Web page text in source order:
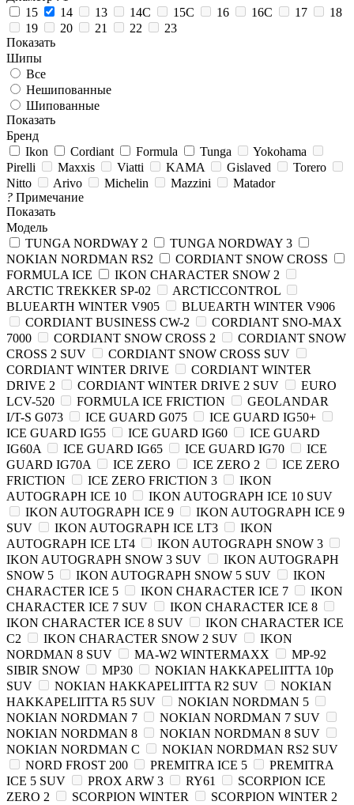
15
14 13 14C 15C 16 16C 17
18
19
20 21 22
23
Показать
Шипы
Все
Нешипованные
Шипованные
Показать
Бренд
Ikon
Cordiant Formula Tunga
Yokohama
Pirelli
Maxxis Viatti KAMA Gislaved
Torero
Nitto
Arivo Michelin Mazzini
Matador
? Примечание
Показать
Модель
TUNGA NORDWAY 2
TUNGA NORDWAY 3
NOKIAN NORDMAN RS2
CORDIANT SNOW CROSS
FORMULA ICE
IKON CHARACTER SNOW 2
ARCTIC TREKKER SP-02
ARCTICCONTROL
BLUEARTH WINTER V905
BLUEARTH WINTER V906
CORDIANT BUSINESS CW-2
CORDIANT SNO-MAX
7000
CORDIANT SNOW CROSS 2
CORDIANT SNOW
CROSS 2 SUV
CORDIANT SNOW CROSS SUV
CORDIANT WINTER DRIVE
CORDIANT WINTER
DRIVE 2
CORDIANT WINTER DRIVE 2 SUV
EURO
LCV-520
FORMULA ICE FRICTION
GEOLANDAR
I/T-S G073
ICE GUARD G075
ICE GUARD IG50+
ICE GUARD IG55
ICE GUARD IG60
ICE GUARD
IG60A
ICE GUARD IG65 ICE GUARD IG70
ICE
GUARD IG70A
ICE ZERO ICE ZERO 2
ICE ZERO
FRICTION
ICE ZERO FRICTION 3
IKON
AUTOGRAPH ICE 10
IKON AUTOGRAPH ICE 10 SUV
IKON AUTOGRAPH ICE 9
IKON AUTOGRAPH ICE 9
SUV
IKON AUTOGRAPH ICE LT3
IKON
AUTOGRAPH ICE LT4
IKON AUTOGRAPH SNOW 3
IKON AUTOGRAPH SNOW 3 SUV
IKON AUTOGRAPH
SNOW 5
IKON AUTOGRAPH SNOW 5 SUV
IKON
CHARACTER ICE 5
IKON CHARACTER ICE 7
IKON
CHARACTER ICE 7 SUV
IKON CHARACTER ICE 8
IKON CHARACTER ICE 8 SUV
IKON CHARACTER ICE
C2
IKON CHARACTER SNOW 2 SUV
IKON
NORDMAN 8 SUV
MA-W2 WINTERMAXX
MP-92
SIBIR SNOW
MP30
NOKIAN HAKKAPELIITTA 10p
SUV
NOKIAN HAKKAPELIITTA R2 SUV
NOKIAN
HAKKAPELIITTA R5 SUV
NOKIAN NORDMAN 5
NOKIAN NORDMAN 7
NOKIAN NORDMAN 7 SUV
NOKIAN NORDMAN 8
NOKIAN NORDMAN 8 SUV
NOKIAN NORDMAN C
NOKIAN NORDMAN RS2 SUV
NORD FROST 200
PREMITRA ICE 5
PREMITRA
ICE 5 SUV
PROX ARW 3 RY61
SCORPION ICE
ZERO 2
SCORPION WINTER
SCORPION WINTER 2